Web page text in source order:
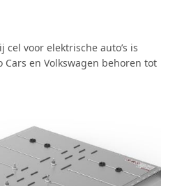
cel voor elektrische auto’s is
Cars en Volkswagen behoren tot